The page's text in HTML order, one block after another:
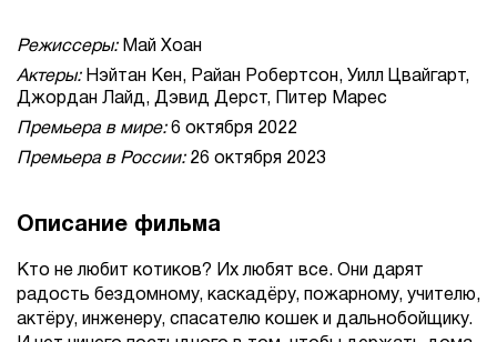
Режиссеры:Май Хоан
Актеры:Нэйтан Кен, Райан Робертсон, Уилл Цвайгарт,
Джордан Лайд, Дэвид Дерст, Питер Марес
Премьера в мире:6 октября 2022
Премьера в России:26 октября 2023
Описание фильма
Кто не любит котиков? Их любят все. Они дарят
радость бездомному, каскадёру, пожарному, учителю,
актёру, инженеру, спасателю кошек и дальнобойщику.